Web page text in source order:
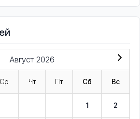
Август 2026
Ср Чт Пт Сб Вс
1 2